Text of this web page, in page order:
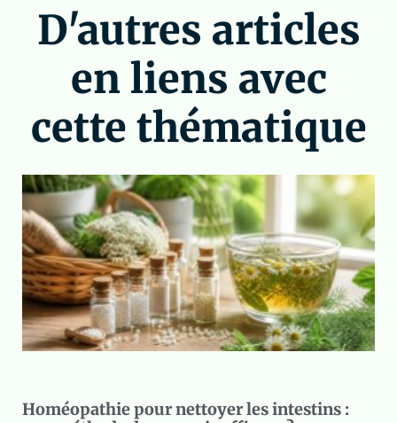
D'autres articles
en liens avec
cette thématique
Homéopathie pour nettoyer les intestins :